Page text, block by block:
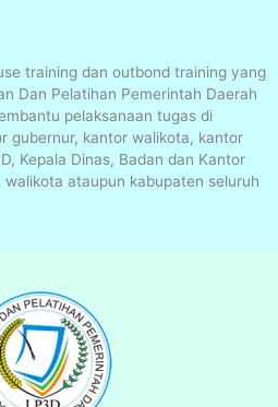
training dan outbond training yang
Dan Pelatihan Pemerintah Daerah
pelaksanaan tugas di
gubernur, kantor walikota, kantor
Kepala Dinas, Badan dan Kantor
walikota ataupun kabupaten seluruh